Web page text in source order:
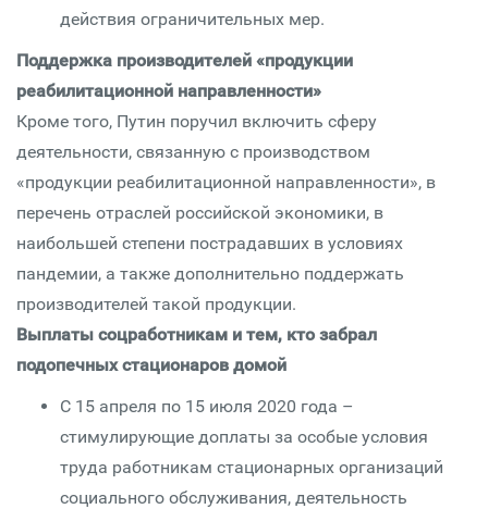
действия ограничительных мер.
Поддержка производителей «продукции
реабилитационной направленности»
Кроме того, Путин поручил включить сферу
деятельности, связанную с производством
«продукции реабилитационной направленности», в
перечень отраслей российской экономики, в
наибольшей степени пострадавших в условиях
пандемии, а также дополнительно поддержать
производителей такой продукции.
Выплаты соцработникам и тем, кто забрал
подопечных стационаров домой
С 15 апреля по 15 июля 2020 года –
стимулирующие доплаты за особые условия
труда работникам стационарных организаций
социального обслуживания, деятельность